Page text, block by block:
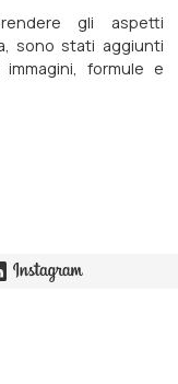
gli aspetti
sono stati aggiunti
formule e